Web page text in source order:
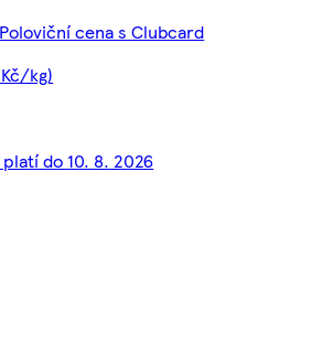
cena s Clubcard
kg)
do 10. 8. 2026